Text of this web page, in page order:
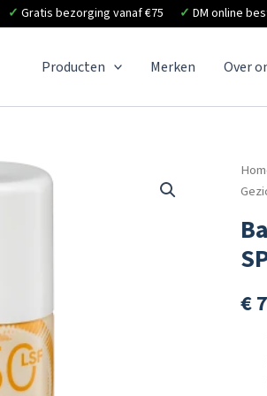
✓ Gratis bezorging vanaf €75 ✓ DM online
Producten Merken Over
€